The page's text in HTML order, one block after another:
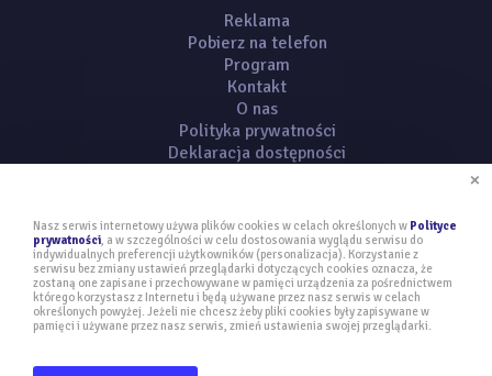
Reklama
Pobierz na telefon
Program
Kontakt
O nas
Polityka prywatności
Deklaracja dostępności
Copyright © 2020 telewizjapiotrkow.pl | Wszelkie prawa zastrzeżone!
projekt i realizacja:kambit.pl
Odwiedziło nas: 2478 osób
×
Nasz serwis internetowy używa plików cookies w celach określonych w Polityce
prywatności, a w szczególności w celu dostosowania wyglądu serwisu do
indywidualnych preferencji użytkowników (personalizacja). Korzystanie z
serwisu bez zmiany ustawień przeglądarki dotyczących cookies oznacza, że
zostaną one zapisane i przechowywane w pamięci urządzenia za pośrednictwem
którego korzystasz z Internetu i będą używane przez nasz serwis w celach
określonych powyżej. Jeżeli nie chcesz żeby pliki cookies były zapisywane w
pamięci i używane przez nasz serwis, zmień ustawienia swojej przeglądarki.